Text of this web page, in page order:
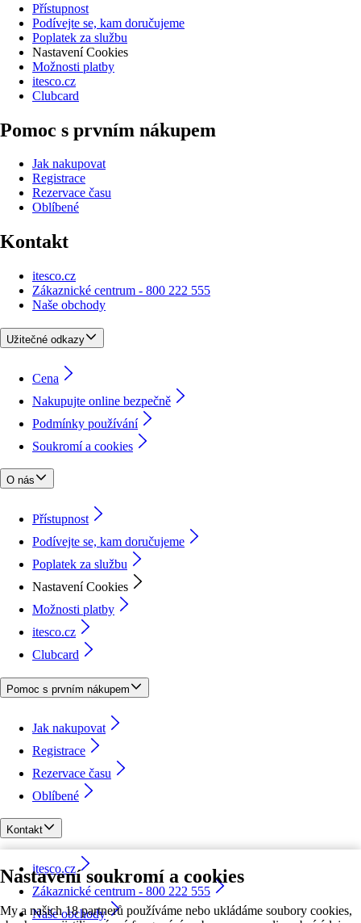
Nastavení soukromí a cookies
My a našich 18 partnerů používáme nebo ukládáme soubory cookies,
Přístupnost
Podívejte se, kam doručujeme
Poplatek za službu
Nastavení Cookies
Možnosti platby
itesco.cz
Clubcard
Pomoc s prvním nákupem
Jak nakupovat
Registrace
Rezervace času
Oblíbené
Kontakt
itesco.cz
Zákaznické centrum - 800 222 555
Naše obchody
Užitečné odkazy
Cena
Nakupujte online bezpečně
Podmínky používání
Soukromí a cookies
O nás
Přístupnost
Podívejte se, kam doručujeme
Poplatek za službu
Nastavení Cookies
Možnosti platby
itesco.cz
Clubcard
Pomoc s prvním nákupem
Jak nakupovat
Registrace
Rezervace času
Oblíbené
Kontakt
itesco.cz
Zákaznické centrum - 800 222 555
Naše obchody